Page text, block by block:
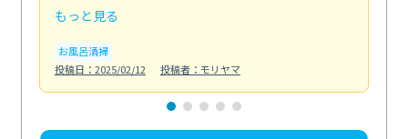
もっと見る
お風呂清掃
投稿日：2025/02/12
投稿者：モリヤマ